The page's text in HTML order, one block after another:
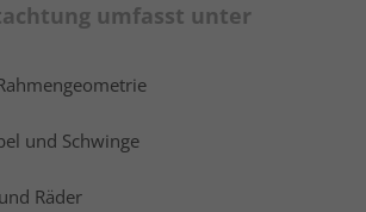
umfasst unter
und Schwinge
Räder